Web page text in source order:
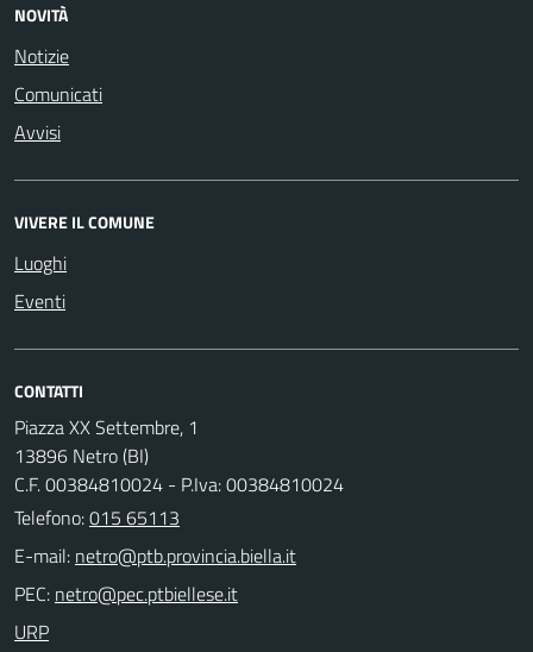
NOVITÀ
Notizie
Comunicati
Avvisi
VIVERE IL COMUNE
Luoghi
Eventi
CONTATTI
Piazza XX Settembre, 1
13896 Netro (BI)
C.F. 00384810024 - P.Iva: 00384810024
Telefono:015 65113
E-mail:
PEC:
URP